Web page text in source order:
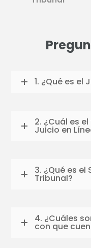
1. ¿Qué es el
2. ¿Cuál es
Juicio en
3. ¿Qué es
Tribunal?
4. ¿Cuáles
con que